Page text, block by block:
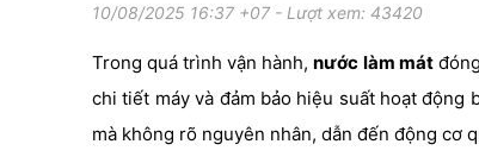
10/08/2025 16:37 +07 - Lượt xem: 43420
Trong quá trình vận hành,nước làm mát
chi tiết máy và đảm bảo hiệu suất hoạt
mà không rõ nguyên nhân, dẫn đến động cơ